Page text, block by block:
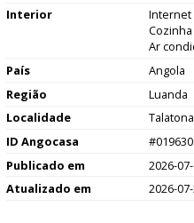
Interior
Internet
Ar
País
Angola
Região
Luanda
Localidade
Talatona
ID Angocasa
Publicado em
2026-
Atualizado em
2026-